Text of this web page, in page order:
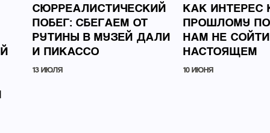
СЮРРЕАЛИСТИЧЕСКИЙ
ПОБЕГ: СБЕГАЕМ ОТ
РУТИНЫ В МУЗЕЙ ДАЛИ
И ПИКАССО
13 ИЮЛЯ
КАК ИНТЕРЕС
ПРОШЛОМУ
НАМ НЕ
НАСТОЯЩЕМ
10 ИЮНЯ